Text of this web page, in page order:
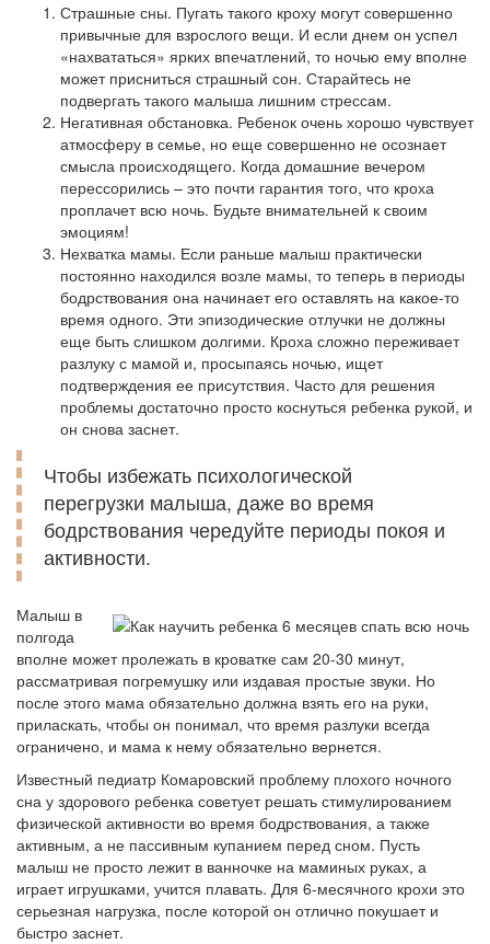
Страшные сны. Пугать такого кроху могут совершенно
привычные для взрослого вещи. И если днем он успел
«нахвататься» ярких впечатлений, то ночью ему вполне
может присниться страшный сон. Старайтесь не
подвергать такого малыша лишним стрессам.
Негативная обстановка. Ребенок очень хорошо чувствует
атмосферу в семье, но еще совершенно не осознает
смысла происходящего. Когда домашние вечером
перессорились – это почти гарантия того, что кроха
проплачет всю ночь. Будьте внимательней к своим
эмоциям!
Нехватка мамы. Если раньше малыш практически
постоянно находился возле мамы, то теперь в периоды
бодрствования она начинает его оставлять на какое-то
время одного. Эти эпизодические отлучки не должны
еще быть слишком долгими. Кроха сложно переживает
разлуку с мамой и, просыпаясь ночью, ищет
подтверждения ее присутствия. Часто для решения
проблемы достаточно просто коснуться ребенка рукой, и
он снова заснет.
Чтобы избежать психологической
перегрузки малыша, даже во время
бодрствования чередуйте периоды покоя и
активности.
Малыш в
полгода
вполне может пролежать в кроватке сам 20-30 минут,
рассматривая погремушку или издавая простые звуки. Но
после этого мама обязательно должна взять его на руки,
приласкать, чтобы он понимал, что время разлуки всегда
ограничено, и мама к нему обязательно вернется.
Известный педиатр Комаровский проблему плохого ночного
сна у здорового ребенка советует решать стимулированием
физической активности во время бодрствования, а также
активным, а не пассивным купанием перед сном. Пусть
малыш не просто лежит в ванночке на маминых руках, а
играет игрушками, учится плавать. Для 6-месячного крохи это
серьезная нагрузка, после которой он отлично покушает и
быстро заснет.